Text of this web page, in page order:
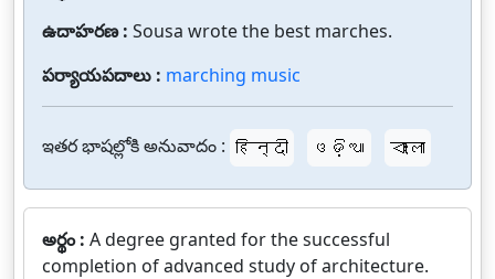
ఉదాహరణ : Sousa wrote the best marches.
పర్యాయపదాలు : marching music
ఇతర భాషల్లోకి అనువాదం : हिन्दी ଓଡ଼ିଆ বাংলা
అర్థం : A degree granted for the successful
completion of advanced study of architecture.